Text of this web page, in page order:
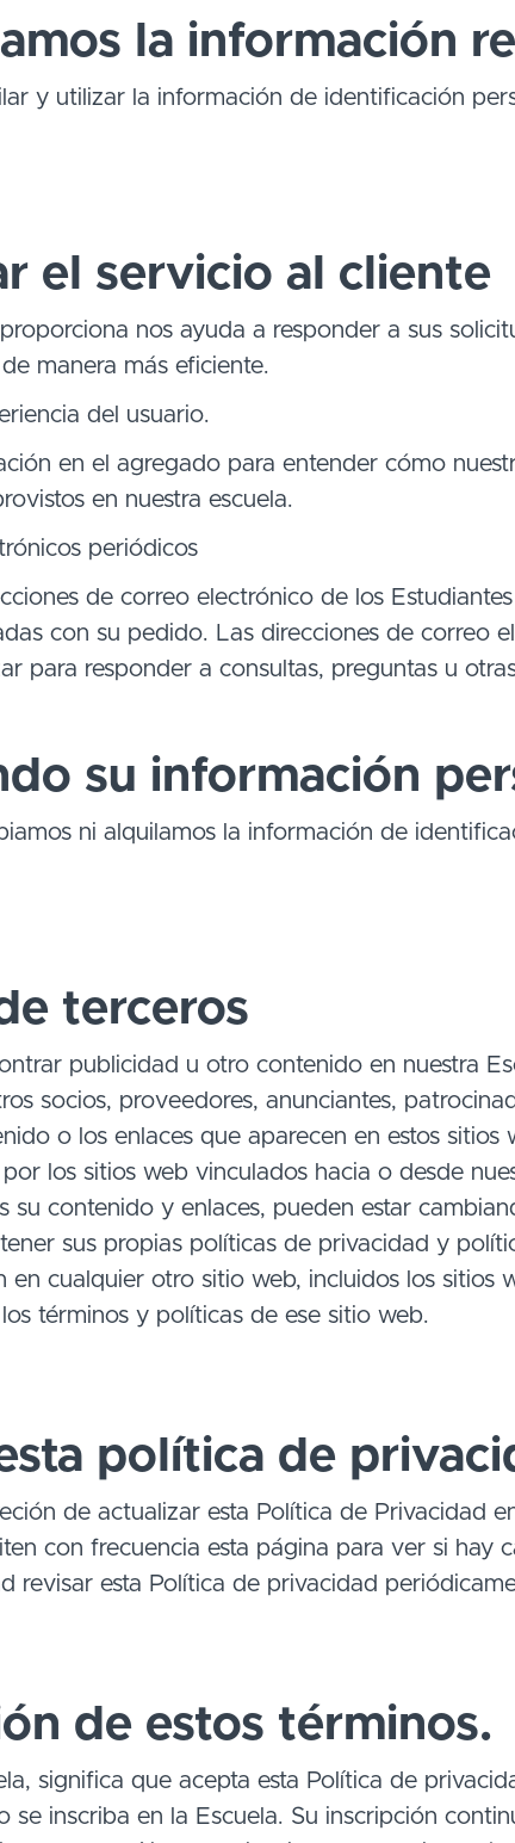
la información
y utilizar la información de identificación
el servicio al cliente
nos ayuda a responder a sus
manera más eficiente.
del usuario.
en el agregado para entender cómo
en nuestra escuela.
periódicos
de correo electrónico de los
con su pedido. Las direcciones de correo
para responder a consultas, preguntas u
su información
ni alquilamos la información de
terceros
publicidad u otro contenido en nuestra
socios, proveedores, anunciantes,
o los enlaces que aparecen en estos sitios
los sitios web vinculados hacia o desde
su contenido y enlaces, pueden estar
sus propias políticas de privacidad y
en cualquier otro sitio web, incluidos los sitios
términos y políticas de ese sitio web.
política de
de actualizar esta Política de Privacidad
con frecuencia esta página para ver si hay
revisar esta Política de privacidad
de estos términos.
significa que acepta esta Política de
se inscriba en la Escuela. Su inscripción